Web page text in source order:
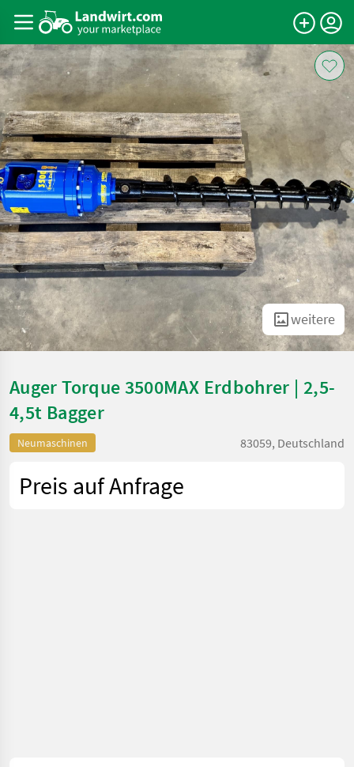
weitere
Auger Torque 3500MAX Erdbohrer | 2,5-
4,5t Bagger
Neumaschinen 83059, Deutschland
Preis auf Anfrage